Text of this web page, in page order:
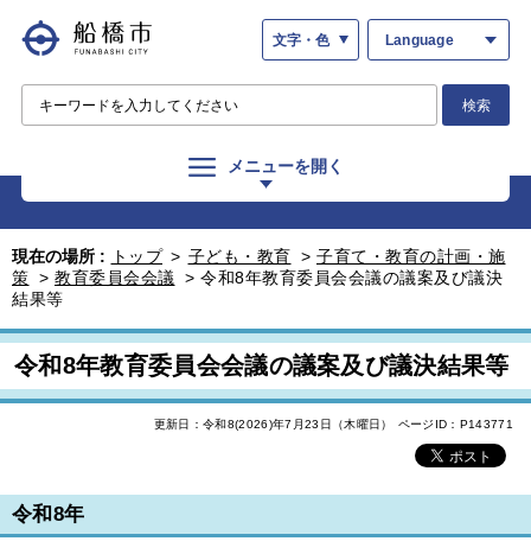
文字・色 Language
検索
メニューを開く
現在の場所 : トップ > 子ども・教育 > 子育て・教育の計画・施
策 > 教育委員会会議 > 令和8年教育委員会会議の議案及び議決
結果等
令和8年教育委員会会議の議案及び議決結果等
更新日：令和8(2026)年7月23日（木曜日） ページID：P143771
令和8年